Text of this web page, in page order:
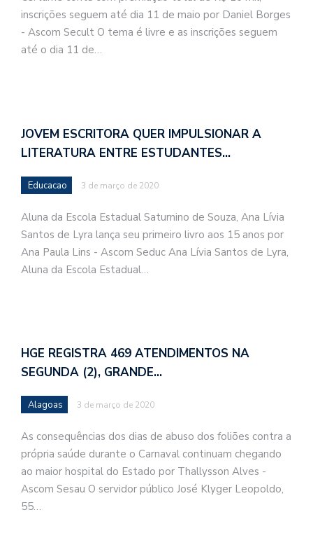
inscrições seguem até dia 11 de maio por Daniel Borges
- Ascom Secult O tema é livre e as inscrições seguem
até o dia 11 de…
JOVEM ESCRITORA QUER IMPULSIONAR A
LITERATURA ENTRE ESTUDANTES…
Educacao 3 de março de 2020
Aluna da Escola Estadual Saturnino de Souza, Ana Lívia
Santos de Lyra lança seu primeiro livro aos 15 anos por
Ana Paula Lins - Ascom Seduc Ana Lívia Santos de Lyra,
Aluna da Escola Estadual…
HGE REGISTRA 469 ATENDIMENTOS NA
SEGUNDA (2), GRANDE…
Alagoas 3 de março de 2020
As consequências dos dias de abuso dos foliões contra a
própria saúde durante o Carnaval continuam chegando
ao maior hospital do Estado por Thallysson Alves -
Ascom Sesau O servidor público José Klyger Leopoldo,
55…